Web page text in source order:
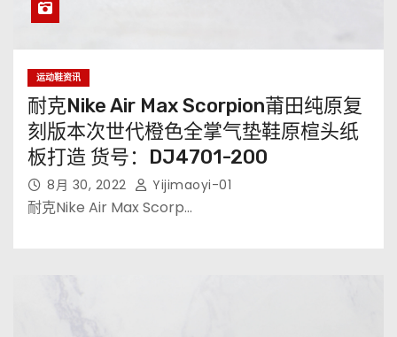
运动鞋资讯
耐克Nike Air Max Scorpion莆田纯原复
刻版本次世代橙色全掌气垫鞋原楦头纸
板打造 货号：DJ4701-200
8月 30, 2022 Yijimaoyi-01
耐克Nike Air Max Scorp…